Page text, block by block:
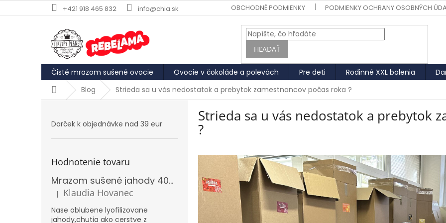
na
+421 918 465 832 info@chia.sk OBCHODNÉ PODMIENKY PODMIENKY OCHRANY OSOBNÝCH
HĽADAŤ
Čisté mrazom sušené ovocie Ovocie v čokoláde a polevách Pre deti Rodinné XXL balenia
DomovBlog Strieda sa u vás nedostatok a prebytok zamestnancov počas roka ?
Darček k objednávke nad 39 eur
Hodnotenie tovaru
Mrazom sušené jahody 40g REBELAMA
Hodnotenie produktu je 5 z 5 hviezdičiek.
| Klaudia Hovanec
Nase oblubene lyofilizovane
jahody,chutia ako cerstve z
Strieda sa u vás nedostatok a prebytok
?